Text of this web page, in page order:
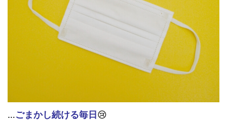
…ごまかし続ける毎日 😢